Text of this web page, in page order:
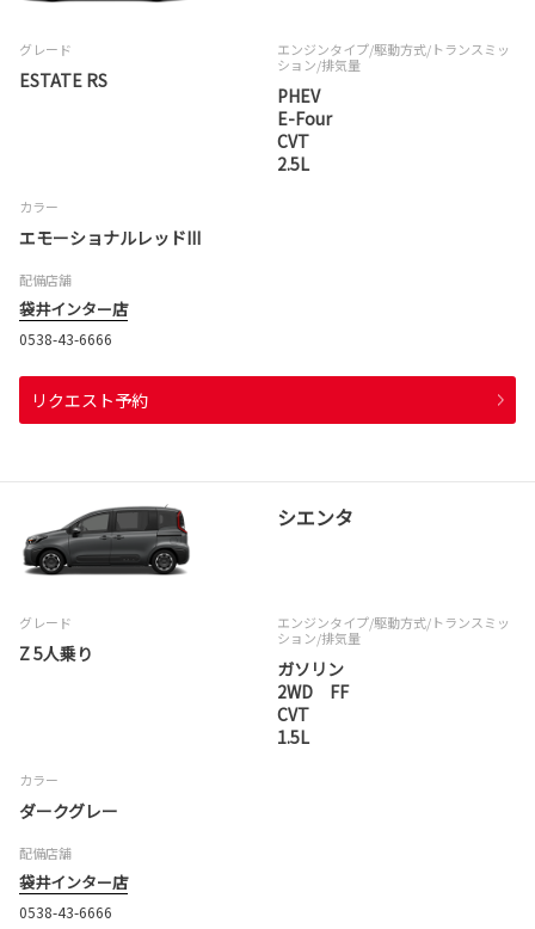
グレード
ESTATE RS
エンジンタイプ/駆動方式/トランスミッ
ション/排気量
PHEV
E-Four
CVT
2.5L
カラー
エモーショナルレッドIII
配備店舗
袋井インター店
0538-43-6666
リクエスト予約
シエンタ
グレード
Z 5人乗り
エンジンタイプ/駆動方式/トランスミッ
ション/排気量
ガソリン
2WD FF
CVT
1.5L
カラー
ダークグレー
配備店舗
袋井インター店
0538-43-6666